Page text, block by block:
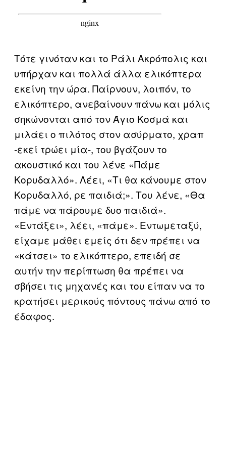
Τότε γινόταν και το Ράλι Ακρόπολις και
υπήρχαν και πολλά άλλα ελικόπτερα
εκείνη την ώρα. Παίρνουν, λοιπόν, το
ελικόπτερο, ανεβαίνουν πάνω και μόλις
σηκώνονται από τον Άγιο Κοσμά και
μιλάει ο πιλότος στον ασύρματο, χραπ
-εκεί τρώει μία-, του βγάζουν το
ακουστικό και του λένε «Πάμε
Κορυδαλλό». Λέει, «Τι θα κάνουμε στον
Κορυδαλλό, ρε παιδιά;». Του λένε, «Θα
πάμε να πάρουμε δυο παιδιά».
«Εντάξει», λέει, «πάμε». Εντωμεταξύ,
είχαμε μάθει εμείς ότι δεν πρέπει να
«κάτσει» το ελικόπτερο, επειδή σε
αυτήν την περίπτωση θα πρέπει να
σβήσει τις μηχανές και του είπαν να το
κρατήσει μερικούς πόντους πάνω από το
έδαφος.